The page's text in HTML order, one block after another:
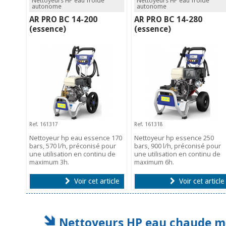
autonome
AR PRO BC 14-200
(essence)
Ref. 161317
Nettoyeur hp eau essence 170
bars, 570 l/h, préconisé pour
une utilisation en continu de
maximum 3h.
Voir cet article
autonome
AR PRO BC 14-280
(essence)
Ref. 161318
Nettoyeur hp essence 250
bars, 900 l/h, préconisé pour
une utilisation en continu de
maximum 6h.
Voir cet article
Nettoyeurs HP eau chaude